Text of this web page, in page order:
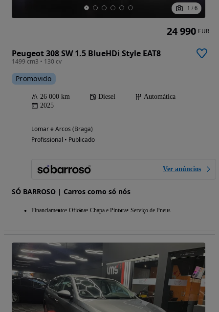
1 / 6
Peugeot 308 SW 1.5 BlueHDi Style EAT8
1499 cm3 • 130 cv
Promovido
26 000 km Diesel
Automática
2025
Lomar e Arcos (Braga)
Profissional • Publicado
Ver anúncios
SÓ BARROSO | Carros como só nós
Financiamento Oficina Chapa e Pintura Serviço de Pneus
24 990 EUR